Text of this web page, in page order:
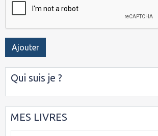
Ajouter
Qui suis je ?
MES LIVRES